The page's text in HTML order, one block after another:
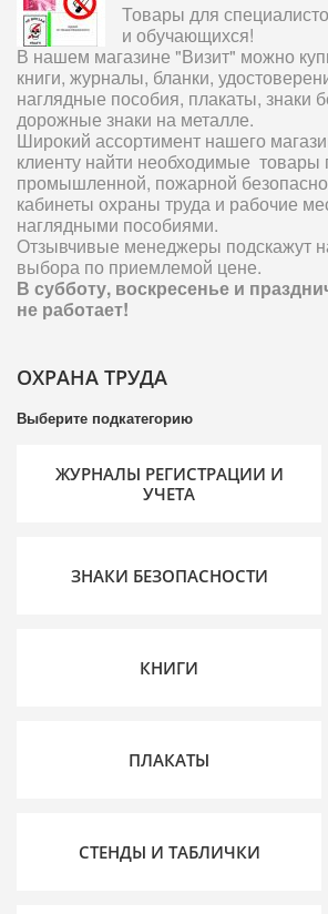
Товары для
и обучающихся!
В нашем магазине "Визит" можно
книги, журналы, бланки,
наглядные пособия, плакаты, знаки
дорожные знаки на металле.
Широкий ассортимент нашего
клиенту найти необходимые товары
промышленной, пожарной
кабинеты охраны труда и рабочие
наглядными пособиями.
Отзывчивые менеджеры подскажут
выбора по приемлемой цене.
В субботу, воскресенье и
не работает!
ОХРАНА ТРУДА
Выберите подкатегорию
ЖУРНАЛЫ РЕГИСТРАЦИИ И
УЧЕТА
ЗНАКИ БЕЗОПАСНОСТИ
КНИГИ
ПЛАКАТЫ
СТЕНДЫ И ТАБЛИЧКИ